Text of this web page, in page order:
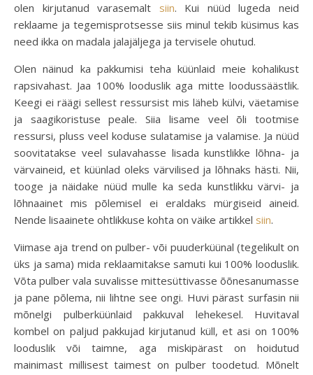
olen kirjutanud varasemalt siin. Kui nüüd lugeda neid
reklaame ja tegemisprotsesse siis minul tekib küsimus kas
need ikka on madala jalajäljega ja tervisele ohutud.
Olen näinud ka pakkumisi teha küünlaid meie kohalikust
rapsivahast. Jaa 100% looduslik aga mitte loodussäästlik.
Keegi ei räägi sellest ressursist mis läheb külvi, väetamise
ja saagikoristuse peale. Siia lisame veel õli tootmise
ressursi, pluss veel koduse sulatamise ja valamise. Ja nüüd
soovitatakse veel sulavahasse lisada kunstlikke lõhna- ja
värvaineid, et küünlad oleks värvilised ja lõhnaks hästi. Nii,
tooge ja näidake nüüd mulle ka seda kunstlikku värvi- ja
lõhnaainet mis põlemisel ei eraldaks mürgiseid aineid.
Nende lisaainete ohtlikkuse kohta on väike artikkel siin.
Viimase aja trend on pulber- või puuderküünal (tegelikult on
üks ja sama) mida reklaamitakse samuti kui 100% looduslik.
Võta pulber vala suvalisse mittesüttivasse õõnesanumasse
ja pane põlema, nii lihtne see ongi. Huvi pärast surfasin nii
mõnelgi pulberküünlaid pakkuval lehekesel. Huvitaval
kombel on paljud pakkujad kirjutanud küll, et asi on 100%
looduslik või taimne, aga miskipärast on hoidutud
mainimast millisest taimest on pulber toodetud. Mõnelt